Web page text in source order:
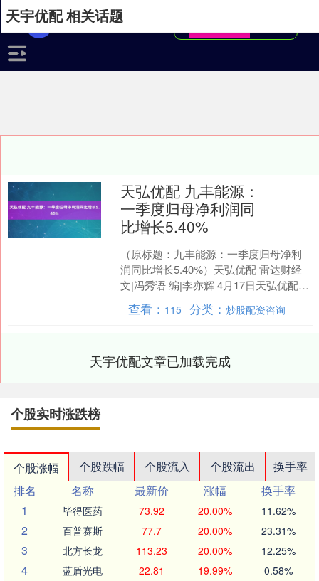
天宇优配 相关话题
天弘优配 九丰能源：
一季度归母净利润同
比增长5.40%
（原标题：九丰能源：一季度归母净利
润同比增长5.40%）天弘优配 雷达财经
文|冯秀语 编|李亦辉 4月17日天弘优配，
九丰能源(605090)发布2025年第....
查看： 115 分类：炒股配资咨询
天宇优配文章已加载完成
个股实时涨跌榜
个股涨幅 个股跌幅 个股流入 个股流出
换手率
排名
名称 最新价 涨幅
换手率
1
毕得医药 73.92 20.00% 11.62%
2 百普赛斯 77.7 20.00% 23.31%
3 北方长龙 113.23 20.00% 12.25%
4 蓝盾光电 22.81 19.99% 0.58%